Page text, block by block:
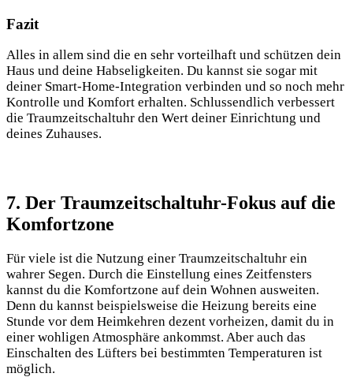
Fazit
Alles in allem sind die en sehr vorteilhaft und schützen dein
Haus und deine Habseligkeiten. Du kannst sie sogar mit
deiner Smart-Home-Integration verbinden und so noch mehr
Kontrolle und Komfort erhalten. Schlussendlich verbessert
die Traumzeitschaltuhr den Wert deiner Einrichtung und
deines Zuhauses.
7. Der Traumzeitschaltuhr-Fokus auf die
Komfortzone
Für viele ist die Nutzung einer Traumzeitschaltuhr ein
wahrer Segen. Durch die Einstellung eines Zeitfensters
kannst du die Komfortzone auf dein Wohnen ausweiten.
Denn du kannst beispielsweise die Heizung bereits eine
Stunde vor dem Heimkehren dezent vorheizen, damit du in
einer wohligen Atmosphäre ankommst. Aber auch das
Einschalten des Lüfters bei bestimmten Temperaturen ist
möglich.